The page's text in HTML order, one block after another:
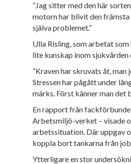
”Jag sitter med den här
motornhar blivit den
själva problemet.”
Ulla Risling, som arbetat
lite kunskap inom
”Kraven har skruvats åt,
Stressenhar pågått under
märks. Först känner man det
En rapport från
Arbetsmiljö-verket – visade
arbetssituation. Däruppgav
koppla bort tankarna från
Ytterligare en stor